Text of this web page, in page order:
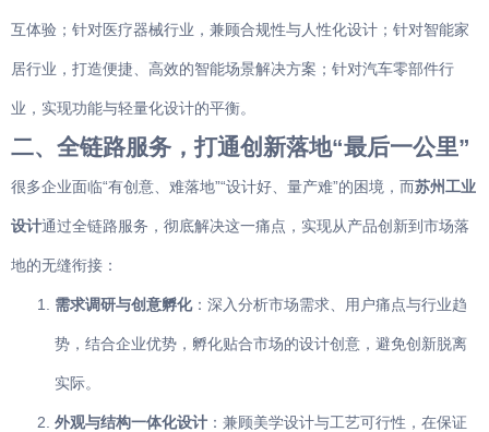
互体验；针对医疗器械行业，兼顾合规性与人性化设计；针对智能家
居行业，打造便捷、高效的智能场景解决方案；针对汽车零部件行
业，实现功能与轻量化设计的平衡。
二、全链路服务，打通创新落地“最后一公里”
很多企业面临“有创意、难落地”“设计好、量产难”的困境，而苏州工业
设计通过全链路服务，彻底解决这一痛点，实现从产品创新到市场落
地的无缝衔接：
需求调研与创意孵化：深入分析市场需求、用户痛点与行业趋
势，结合企业优势，孵化贴合市场的设计创意，避免创新脱离
实际。
外观与结构一体化设计 ：兼顾美学设计与工艺可行性，在保证